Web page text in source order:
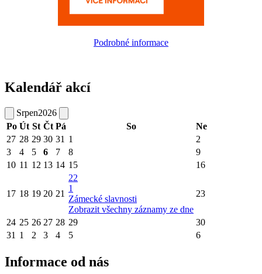
Podrobné informace
Kalendář akcí
Srpen2026
Po Út St Čt Pá So
Ne
27 28 29 30 31 1
2
3
4 5 6 7 8
9
10 11 12 13 14 15 16
17 18 19 20 21
22
1
Zámecké slavnosti
Zobrazit všechny záznamy ze dne
23
24 25 26 27 28 29
30
31 1 2 3 4 5 6
Informace od nás